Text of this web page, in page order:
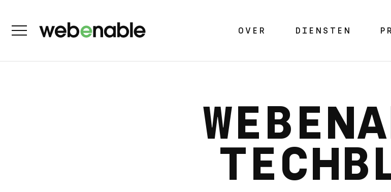
OVER DIENSTEN